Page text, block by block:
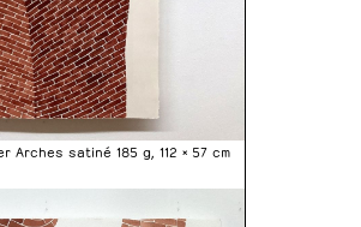
Arches satiné 185 g, 112 × 57 cm